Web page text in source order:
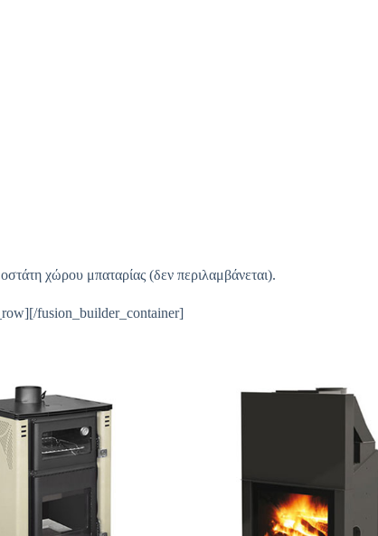
χώρου μπαταρίας (δεν περιλαμβάνεται).
fusion_builder_container]